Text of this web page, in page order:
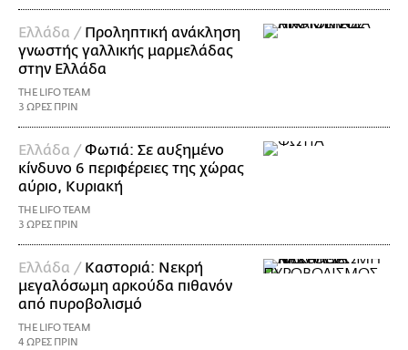
Ελλάδα / Προληπτική ανάκληση
γνωστής γαλλικής μαρμελάδας
στην Ελλάδα
THE LIFO TEAM
3 ΩΡΕΣ ΠΡΙΝ
Ελλάδα / Φωτιά: Σε αυξημένο
κίνδυνο 6 περιφέρειες της χώρας
αύριο, Κυριακή
THE LIFO TEAM
3 ΩΡΕΣ ΠΡΙΝ
Ελλάδα / Καστοριά: Νεκρή
μεγαλόσωμη αρκούδα πιθανόν
από πυροβολισμό
THE LIFO TEAM
4 ΩΡΕΣ ΠΡΙΝ